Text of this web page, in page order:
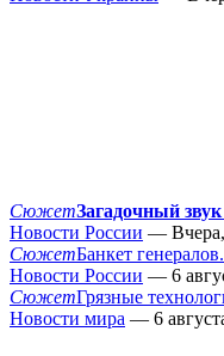
СюжетЗагадочный
Новости России —
СюжетБанкет
Новости России — 6
СюжетГрязные
Новости мира — 6